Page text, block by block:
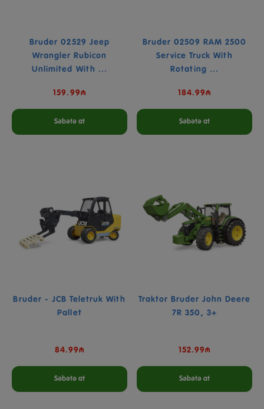
Bruder 02529 Jeep
Wrangler Rubicon
Unlimited With ...
159.99₼
Səbətə at
Bruder 02509 RAM 2500
Service Truck With
Rotating ...
184.99₼
Səbətə at
Bruder - JCB Teletruk With
Pallet
84.99₼
Səbətə at
Traktor Bruder John Deere
7R 350, 3+
152.99₼
Səbətə at